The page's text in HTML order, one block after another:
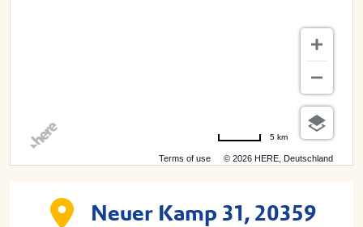
Terms of use © 2026 HERE, Deutschland
5 km
Neuer Kamp 31, 20359